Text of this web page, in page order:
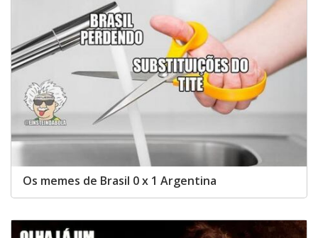
Os memes de Brasil 0 x 1 Argentina